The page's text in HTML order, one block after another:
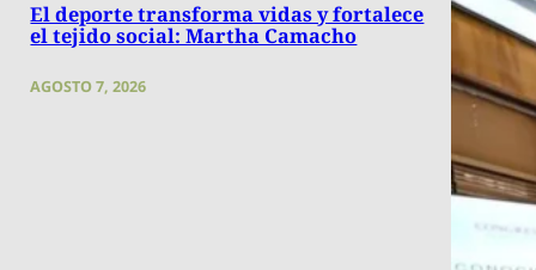
El deporte transforma vidas y fortalece
el tejido social: Martha Camacho
AGOSTO 7, 2026